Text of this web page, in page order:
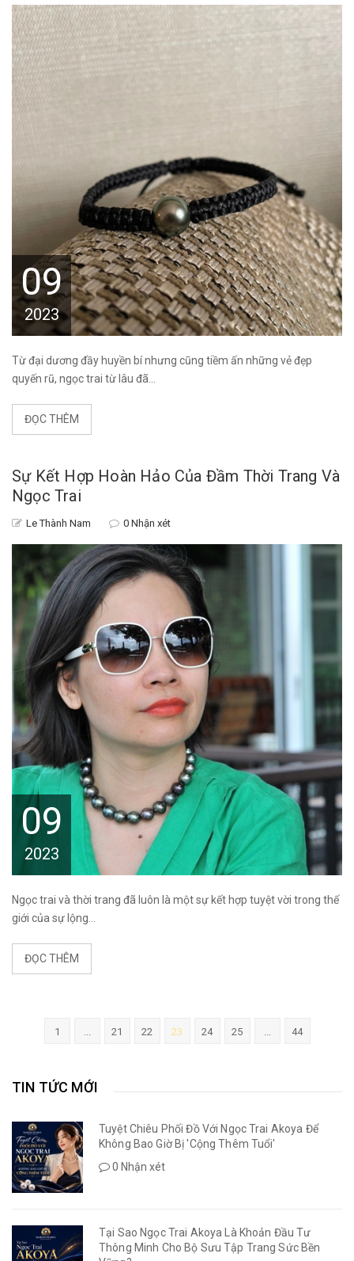
09
2023
Từ đại dương đầy huyền bí nhưng cũng tiềm ấn những vẻ đẹp
quyến rũ, ngọc trai từ lâu đã...
ĐỌC THÊM
Sự Kết Hợp Hoàn Hảo Của Đầm Thời Trang Và
Ngọc Trai
Le Thành Nam 0 Nhận xét
09
2023
Ngọc trai và thời trang đã luôn là một sự kết hợp tuyệt vời trong thế
giới của sự lộng...
ĐỌC THÊM
1 ... 21 22 23 24 25 ... 44
TIN TỨC MỚI
Tuyệt Chiêu Phối Đồ Với Ngọc Trai Akoya Để
Không Bao Giờ Bị 'Cộng Thêm Tuổi'
0 Nhận xét
Tại Sao Ngọc Trai Akoya Là Khoản Đầu Tư
Thông Minh Cho Bộ Sưu Tập Trang Sức Bền